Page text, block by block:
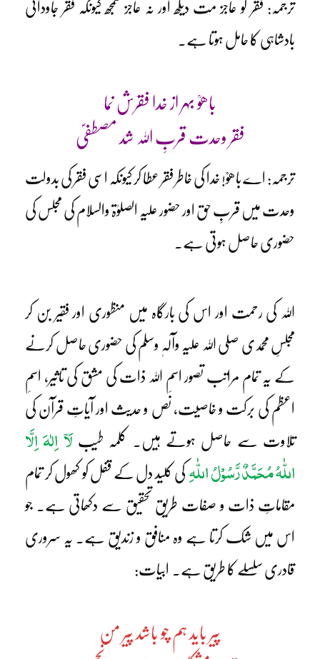
ترجمہ: فقر کو عاجز مت دیکھ اور نہ عاجز سمجھ کیونکہ فقر جاودانی
بادشاہی کا حامل ہوتا ہے۔
باھوؒ بہر از خدا فقرش نما
فقر وحدت قربِ اللہ شد مصطفیؐ
ترجمہ: اے باھوؒ! خدا کی خاطر فقر عطا کر کیونکہ اسی فقر کی بدولت
وحدت میں قربِ حق اور حضور علیہ الصلوٰۃ والسلام کی مجلس کی
حضوری حاصل ہوتی ہے۔
اللہ کی رحمت اور اس کی بارگاہ میں منظوری اور فقیر بن کر
مجلسِ محمدی صلی اللہ علیہ وآلہٖ وسلم کی حضوری حاصل کرنے
کے یہ تمام مراتب تصور اسمِ اللہ ذات کی مشق کی تاثیر، اسمِ
اعظم کی برکت و خاصیت، نص و حدیث اور آیاتِ قرآن کی
تلاوت سے حاصل ہوتے ہیں۔ کلمہ طیب لَآ اِلٰہَ اِلَّا
اللّٰہُ مُحَمَّدٌ رَّسُوْلُ اللّٰہِکی کلید دل کے قفل کو کھول کر تمام
مقاماتِ ذات و صفات طریقِ تحقیق سے دکھاتی ہے۔ جو
اس میں شک کرتا ہے وہ منافق و زندیق ہے۔ یہ سروری
قادری سلسلے کا طریق ہے۔ ابیات:
پیر باید ہم چو باشد پیر من